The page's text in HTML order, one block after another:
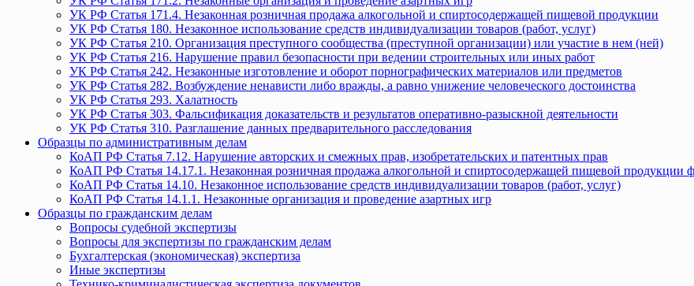
УК РФ Статья 171.4. Незаконная розничная продажа алкогольной и спиртосодержащей пищевой продукции
УК РФ Статья 180. Незаконное использование средств индивидуализации товаров (работ, услуг)
УК РФ Статья 210. Организация преступного сообщества (преступной организации) или участие в нем (ней)
УК РФ Статья 216. Нарушение правил безопасности при ведении строительных или иных работ
УК РФ Статья 242. Незаконные изготовление и оборот порнографических материалов или предметов
УК РФ Статья 282. Возбуждение ненависти либо вражды, а равно унижение человеческого достоинства
УК РФ Статья 293. Халатность
УК РФ Статья 303. Фальсификация доказательств и результатов оперативно-разыскной деятельности
УК РФ Статья 310. Разглашение данных предварительного расследования
Образцы по административным делам
КоАП РФ Статья 7.12. Нарушение авторских и смежных прав, изобретательских и патентных прав
КоАП РФ Статья 14.17.1. Незаконная розничная продажа алкогольной и спиртосодержащей пищевой продукции
КоАП РФ Статья 14.10. Незаконное использование средств индивидуализации товаров (работ, услуг)
КоАП РФ Статья 14.1.1. Незаконные организация и проведение азартных игр
Образцы по гражданским делам
Вопросы судебной экспертизы
Вопросы для экспертизы по гражданским делам
Бухгалтерская (экономическая) экспертиза
Иные экспертизы